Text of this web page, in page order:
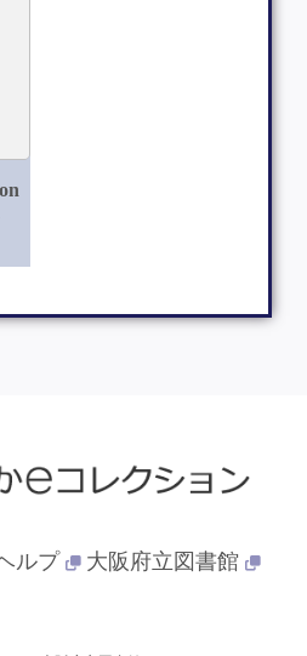
ルプ 大阪府立図書館